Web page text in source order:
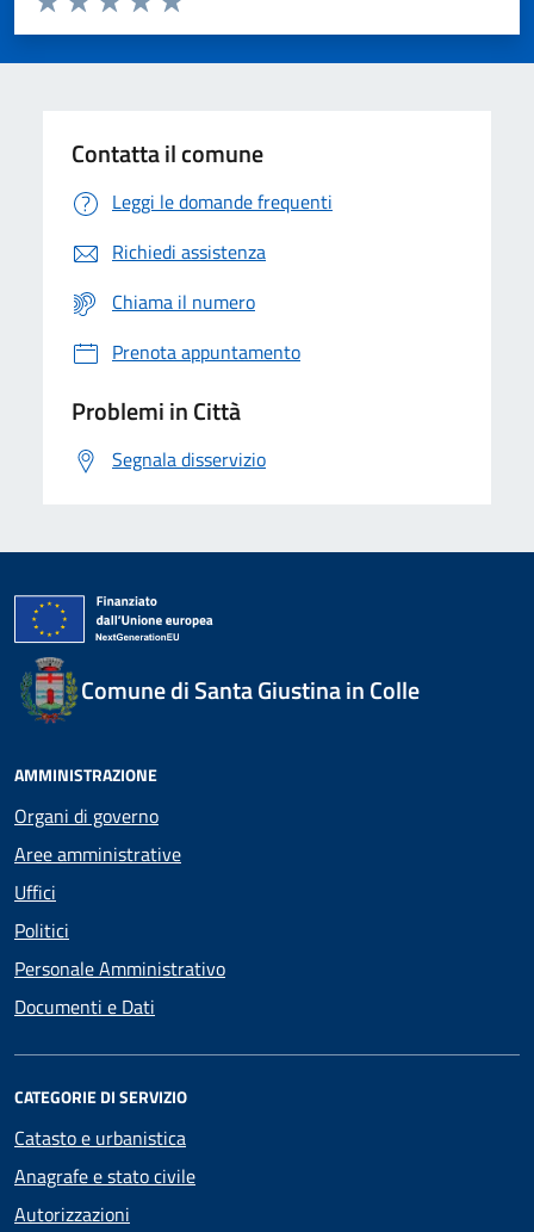
Valuta 5 stelle su 5
Valuta 4 stelle su 5
Valuta 3 stelle su 5
Valuta 2 stelle su 5
Valuta 1 stelle su 5
Contatta il comune
Leggi le domande frequenti
Richiedi assistenza
Chiama il numero
Prenota appuntamento
Problemi in Città
Segnala disservizio
Comune di Santa Giustina in Colle
AMMINISTRAZIONE
Organi di governo
Aree amministrative
Uffici
Politici
Personale Amministrativo
Documenti e Dati
CATEGORIE DI SERVIZIO
Catasto e urbanistica
Anagrafe e stato civile
Autorizzazioni